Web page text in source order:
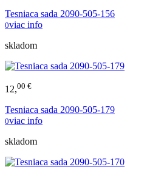
Tesniaca sada 2090-505-156
0viac info
skladom
12,00 €
Tesniaca sada 2090-505-179
0viac info
skladom